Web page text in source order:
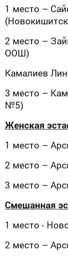
1 место –
2 место –
ООШ)
Камалиев
3 место –
№5)
Женская
1 место –
2 место –
3 место –
Смешанная
1 место -
2 место –